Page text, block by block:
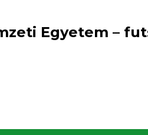
Egyetem –